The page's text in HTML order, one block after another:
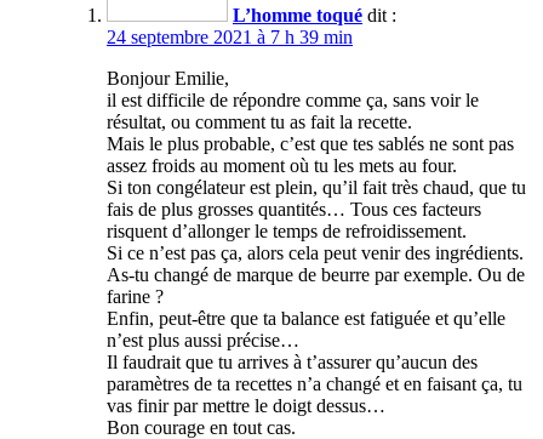
L’homme toqué dit :
24 septembre 2021 à 7 h 39 min
Bonjour Emilie,
il est difficile de répondre comme ça, sans voir le
résultat, ou comment tu as fait la recette.
Mais le plus probable, c’est que tes sablés ne sont pas
assez froids au moment où tu les mets au four.
Si ton congélateur est plein, qu’il fait très chaud, que tu
fais de plus grosses quantités… Tous ces facteurs
risquent d’allonger le temps de refroidissement.
Si ce n’est pas ça, alors cela peut venir des ingrédients.
As-tu changé de marque de beurre par exemple. Ou de
farine ?
Enfin, peut-être que ta balance est fatiguée et qu’elle
n’est plus aussi précise…
Il faudrait que tu arrives à t’assurer qu’aucun des
paramètres de ta recettes n’a changé et en faisant ça, tu
vas finir par mettre le doigt dessus…
Bon courage en tout cas.